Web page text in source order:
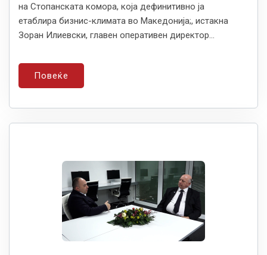
на Стопанската комора, која дефинитивно ја
етаблира бизнис-климата во Македонија;, истакна
Зоран Илиевски, главен оперативен директор...
Повеќе